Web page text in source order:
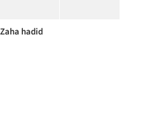
Zaha hadid